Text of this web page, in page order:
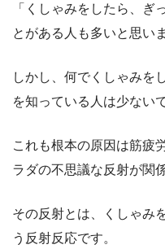
「くしゃみをしたら、ぎ
とがある人も多いと思い
しかし、何でくしゃみを
を知っている人は少ない
これも根本の原因は筋疲
ラダの不思議な反射が関
その反射とは、くしゃみ
う反射反応です。